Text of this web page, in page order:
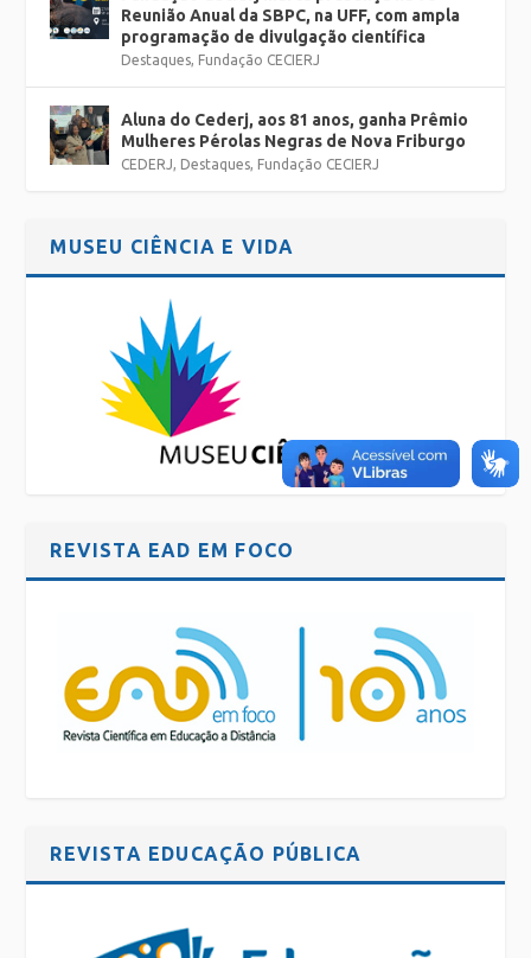
Reunião Anual da SBPC, na UFF, com ampla
programação de divulgação científica
Destaques, Fundação CECIERJ
Aluna do Cederj, aos 81 anos, ganha Prêmio
Mulheres Pérolas Negras de Nova Friburgo
CEDERJ, Destaques, Fundação CECIERJ
MUSEU CIÊNCIA E VIDA
REVISTA EAD EM FOCO
REVISTA EDUCAÇÃO PÚBLICA